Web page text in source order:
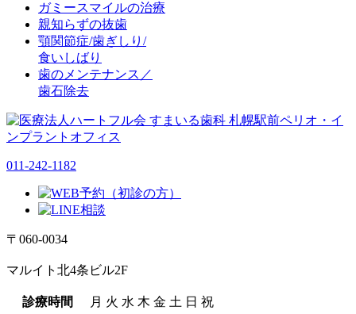
ガミースマイルの治療
親知らずの抜歯
顎関節症/歯ぎしり/
食いしばり
歯のメンテナンス／
歯石除去
011-242-1182
〒060-0034
マルイト北4条ビル2F
診療時間 月 火 水 木 金 土 日 祝